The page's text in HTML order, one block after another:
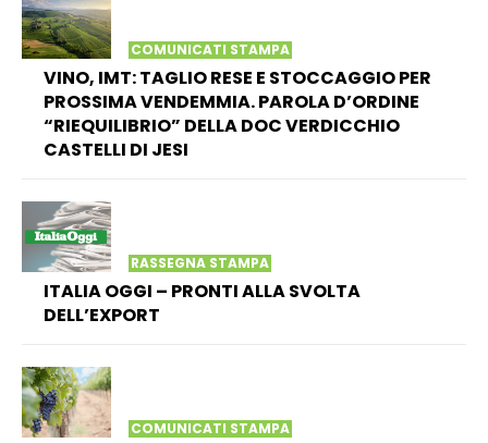
COMUNICATI STAMPA
VINO, IMT: TAGLIO RESE E STOCCAGGIO PER
PROSSIMA VENDEMMIA. PAROLA D’ORDINE
“RIEQUILIBRIO” DELLA DOC VERDICCHIO
CASTELLI DI JESI
RASSEGNA STAMPA
ITALIA OGGI – PRONTI ALLA SVOLTA
DELL’EXPORT
COMUNICATI STAMPA